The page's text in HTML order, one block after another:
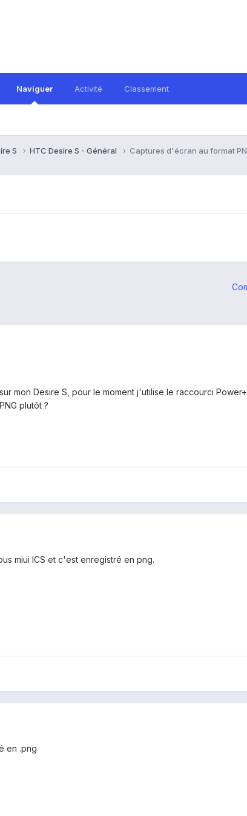
Naviguer Activité Classement
S HTC Desire S - Général Captures d'écran au format
mon Desire S, pour le moment j'utilise le raccourci
plutôt ?
miui ICS et c'est enregistré en png.
en .png